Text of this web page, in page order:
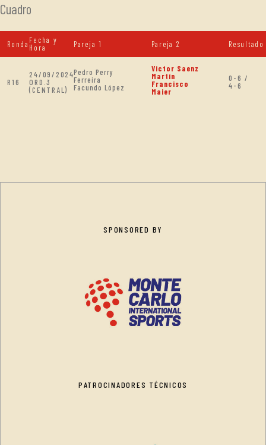
Cuadro
Ronda Fecha y
Hora
Pareja 1 Pareja 2 Resultado
R16
24/09/2024
ORD.3
(CENTRAL)
Pedro Perry
Ferreira
Facundo López
Victor Saenz
Martín
Francisco
Maier
0-6 /
4-6
SPONSORED BY
PATROCINADORES TÉCNICOS